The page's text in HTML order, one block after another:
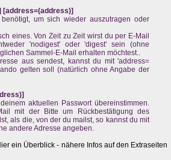
[address=(address)]
um sich wieder auszutragen oder
eines. Von Zeit zu Zeit wirst du per E-Mail
'nodigest' oder 'digest' sein (ohne
Sammel-E-Mail erhalten möchtest..
aus sendest, kannst du mit 'address=
gelten soll (natürlich ohne Angabe der
aktuellen Passwort übereinstimmen.
mit der Bitte um Rückbestätigung des
als die, von der du mailst, so kannst du mit
andere Adresse angeben.
ein Überblick - nähere Infos auf den Extraseiten